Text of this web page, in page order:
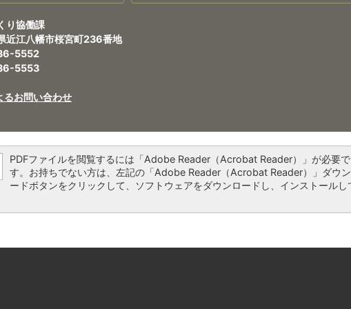
り協働課
近江八幡市桜宮町236番地
5552
5553
るお問い合わせ
PDFファイルを閲覧するには「Adobe Reader（Acrobat Reader）」が必要で
す。お持ちでない方は、左記の「Adobe Reader（Acrobat Reader）」ダウ
ードボタンをクリックして、ソフトウェアをダウンロードし、インストールし